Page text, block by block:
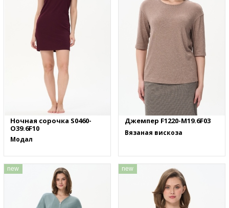
Ночная сорочка S0460-
O39.6F10
Модал
Джемпер F1220-M19.6F03
Вязаная вискоза
new new